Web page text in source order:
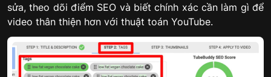
sửa, theo dõi điểm SEO và biết chính xác cần làm gì để
video thân thiện hơn với thuật toán YouTube.